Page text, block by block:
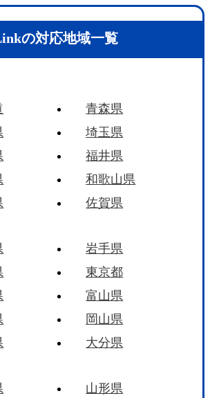
の対応地域一覧
青森県
埼玉県
福井県
和歌山県
佐賀県
岩手県
東京都
富山県
岡山県
大分県
山形県